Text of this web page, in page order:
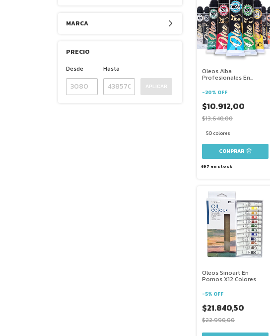
MARCA
PRECIO
Desde
Hasta
APLICAR
Oleos Alba
Profesionales En
-20% OFF
$10.912,00
$13.640,00
50 colores
COMPRAR
497 en stock
Oleos Sinoart En
Pomos X12 Colores
-5% OFF
$21.840,50
$22.990,00